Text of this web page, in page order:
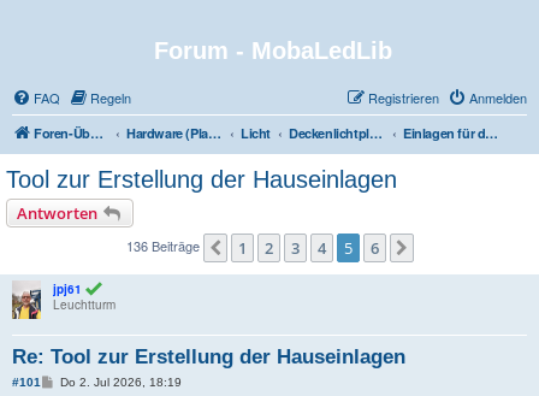
Forum - MobaLedLib
FAQ Regeln Anmelden
Registrieren
Foren-Übersicht Hardware (Platinen) Licht Deckenlichtplatine und dazu passende Einlagen für Modellhäuser Einlagen für die Modellhäuser
Tool zur Erstellung der Hauseinlagen
Antworten
136 Beiträge Vorherige
1 2 3 4 5 6
jpj61
Leuchtturm
Re: Tool zur Erstellung der Hauseinlagen
#101
BDo 2. Jul 2026, 18:19